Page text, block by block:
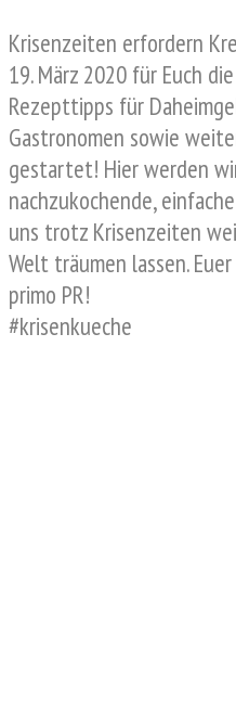
Krisenzeiten erfordern
19. März 2020 für Euch
Rezepttipps für
Gastronomen sowie
gestartet! Hier werden
nachzukochende,
uns trotz Krisenzeiten
Welt träumen lassen.
primo PR!
#krisenkueche